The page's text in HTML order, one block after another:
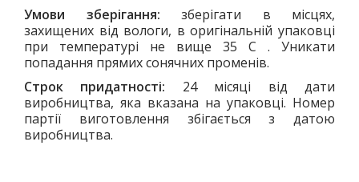
Умови зберігання: зберігати в місцях,
захищених від вологи, в оригінальній упаковці
при температурі не вище 35 С . Уникати
попадання прямих сонячних променів.
Строк придатності: 24 місяці від дати
виробництва, яка вказана на упаковці. Номер
партії виготовлення збігається з датою
виробництва.